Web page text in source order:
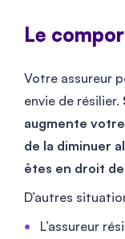
Le
Votre assureur
envie de résilier.
augmente
de la diminuer
êtes en droit
D’autres
L’assureur